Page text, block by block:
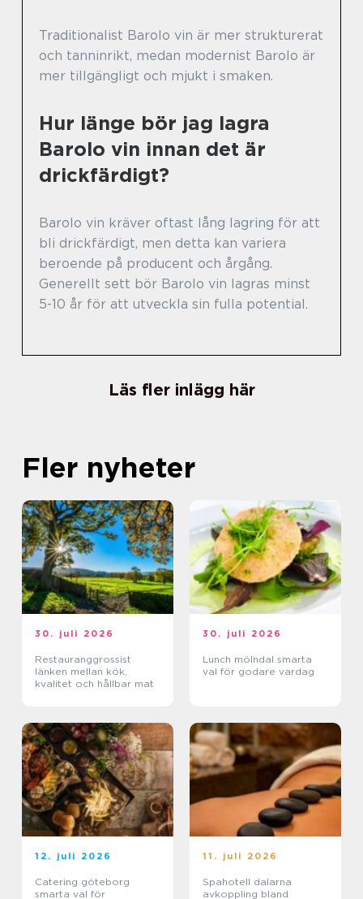
Traditionalist Barolo vin är mer strukturerat
och tanninrikt, medan modernist Barolo är
mer tillgängligt och mjukt i smaken.
Hur länge bör jag lagra
Barolo vin innan det är
drickfärdigt?
Barolo vin kräver oftast lång lagring för att
bli drickfärdigt, men detta kan variera
beroende på producent och årgång.
Generellt sett bör Barolo vin lagras minst
5-10 år för att utveckla sin fulla potential.
Läs fler inlägg här
Fler nyheter
30. juli 2026
Restauranggrossist
länken mellan kök,
kvalitet och hållbar mat
30. juli 2026
Lunch mölndal smarta
val för godare vardag
12. juli 2026
Catering göteborg
smarta val för
11. juli 2026
Spahotell dalarna
avkoppling bland